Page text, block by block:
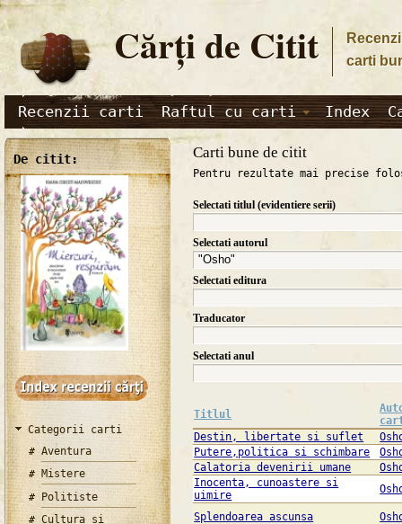
Cărţi de Citit
carti
Recenzii carti Raftul cu carti Index
De citit:
Categorii carti
Aventura
Mistere
Politiste
Cultura si
Carti bune de citit
Pentru rezultate mai precise
Selectati titlul (evidentiere serii)
Selectati autorul
Selectati editura
Traducator
Selectati anul
Titlul
Destin, libertate si suflet
Putere,politica si schimbare
Calatoria devenirii umane
Inocenta, cunoastere si
uimire
Splendoarea ascunsa